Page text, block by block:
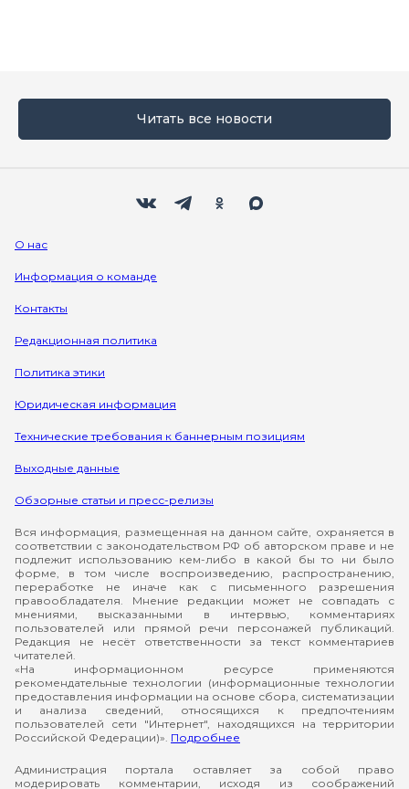
Читать все новости
О нас
Информация о команде
Контакты
Редакционная политика
Политика этики
Юридическая информация
Технические требования к баннерным позициям
Выходные данные
Обзорные статьи и пресс-релизы
Вся информация, размещенная на данном сайте, охраняется в
соответствии с законодательством РФ об авторском праве и не
подлежит использованию кем-либо в какой бы то ни было
форме, в том числе воспроизведению, распространению,
переработке не иначе как с письменного разрешения
правообладателя. Мнение редакции может не совпадать с
мнениями, высказанными в интервью, комментариях
пользователей или прямой речи персонажей публикаций.
Редакция не несёт ответственности за текст комментариев
читателей.
«На информационном ресурсе применяются
рекомендательные технологии (информационные технологии
предоставления информации на основе сбора, систематизации
и анализа сведений, относящихся к предпочтениям
пользователей сети "Интернет", находящихся на территории
Российской Федерации)». Подробнее
Администрация портала оставляет за собой право
модерировать комментарии, исходя из соображений